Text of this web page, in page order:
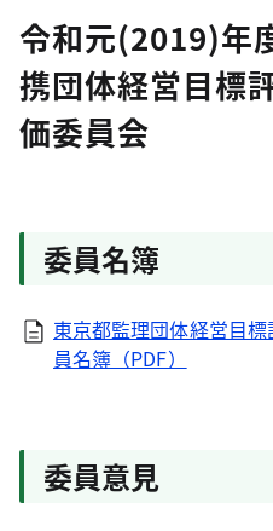
令和元(2019)
携団体経営目標
価委員会
委員名簿
東京都監理団体経営目
員名簿（PDF）
委員意見